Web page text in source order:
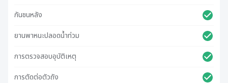
กันชนหลัง
ยานพาหนะปลอดน้ําท่วม
การตรวจสอบอุบัติเหตุ
การตัดต่อตัวถัง